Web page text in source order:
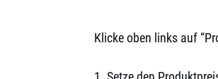
Klicke oben links auf